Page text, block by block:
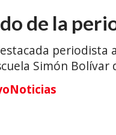
de la
Simón Bolívar